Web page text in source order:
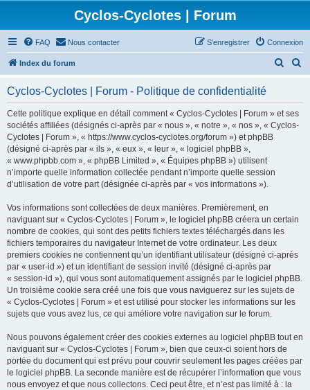
Cyclos-Cyclotes | Forum
FAQ Nous contacter Connexion
S’enregistrer
Index du forum
h
e
Cyclos-Cyclotes | Forum - Politique de confidentialité
Cette politique explique en détail comment « Cyclos-Cyclotes | Forum » et ses
sociétés affiliées (désignés ci-après par « nous », « notre », « nos », « Cyclos-
Cyclotes | Forum », « https://www.cyclos-cyclotes.org/forum ») et phpBB
(désigné ci-après par « ils », « eux », « leur », « logiciel phpBB »,
« www.phpbb.com », « phpBB Limited », « Équipes phpBB ») utilisent
n’importe quelle information collectée pendant n’importe quelle session
d’utilisation de votre part (désignée ci-après par « vos informations »).
Vos informations sont collectées de deux manières. Premièrement, en
naviguant sur « Cyclos-Cyclotes | Forum », le logiciel phpBB créera un certain
nombre de cookies, qui sont des petits fichiers textes téléchargés dans les
fichiers temporaires du navigateur Internet de votre ordinateur. Les deux
premiers cookies ne contiennent qu’un identifiant utilisateur (désigné ci-après
par « user-id ») et un identifiant de session invité (désigné ci-après par
« session-id »), qui vous sont automatiquement assignés par le logiciel phpBB.
Un troisième cookie sera créé une fois que vous naviguerez sur les sujets de
« Cyclos-Cyclotes | Forum » et est utilisé pour stocker les informations sur les
sujets que vous avez lus, ce qui améliore votre navigation sur le forum.
Nous pouvons également créer des cookies externes au logiciel phpBB tout en
naviguant sur « Cyclos-Cyclotes | Forum », bien que ceux-ci soient hors de
portée du document qui est prévu pour couvrir seulement les pages créées par
le logiciel phpBB. La seconde manière est de récupérer l’information que vous
nous envoyez et que nous collectons. Ceci peut être, et n’est pas limité à : la